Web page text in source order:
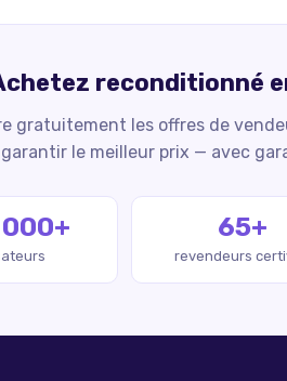
reconditionné
gratuitement les offres de
le meilleur prix — avec
65+
revendeurs